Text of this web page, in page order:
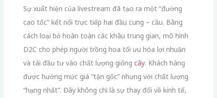
Sự xuất hiện của livestream đã tạo ra một “đường
cao tốc” kết nối trực tiếp hai đầu cung – cầu. Bằng
cách loại bỏ hoàn toàn các khâu trung gian, mô hình
D2C cho phép người trồng hoa tối ưu hóa lợi nhuận
và tái đầu tư vào chất lượng giống cây. Khách hàng
được hưởng mức giá “tận gốc” nhưng với chất lượng
“hạng nhất”. Đây không chỉ là sự thay đổi về kinh tế,